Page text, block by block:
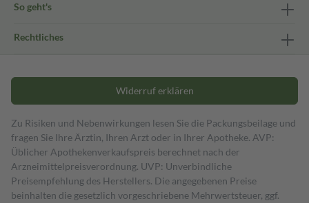
So geht's
Rechtliches
Widerruf erklären
Zu Risiken und Nebenwirkungen lesen Sie die Packungsbeilage und
fragen Sie Ihre Ärztin, Ihren Arzt oder in Ihrer Apotheke. AVP:
Üblicher Apothekenverkaufspreis berechnet nach der
Arzneimittelpreisverordnung. UVP: Unverbindliche
Preisempfehlung des Herstellers. Die angegebenen Preise
beinhalten die gesetzlich vorgeschriebene Mehrwertsteuer, ggf.